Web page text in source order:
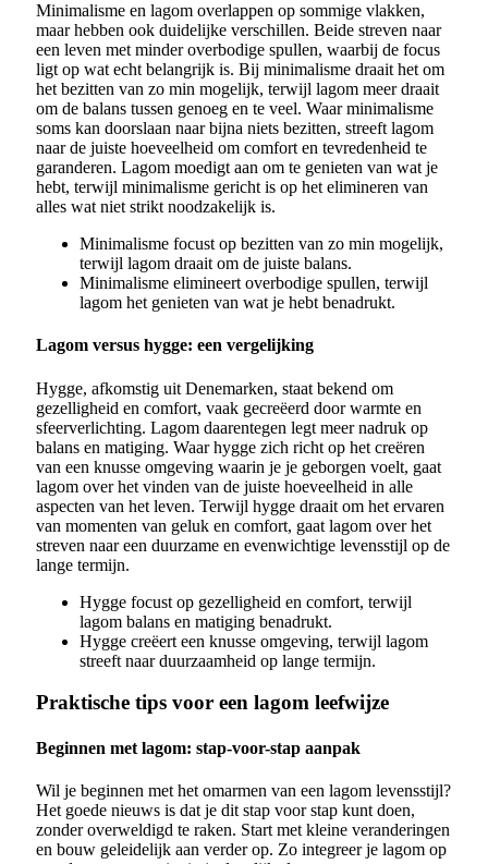
Minimalisme en lagom overlappen op sommige vlakken,
maar hebben ook duidelijke verschillen. Beide streven naar
een leven met minder overbodige spullen, waarbij de focus
ligt op wat echt belangrijk is. Bij minimalisme draait het om
het bezitten van zo min mogelijk, terwijl lagom meer draait
om de balans tussen genoeg en te veel. Waar minimalisme
soms kan doorslaan naar bijna niets bezitten, streeft lagom
naar de juiste hoeveelheid om comfort en tevredenheid te
garanderen. Lagom moedigt aan om te genieten van wat je
hebt, terwijl minimalisme gericht is op het elimineren van
alles wat niet strikt noodzakelijk is.
Minimalisme focust op bezitten van zo min mogelijk,
terwijl lagom draait om de juiste balans.
Minimalisme elimineert overbodige spullen, terwijl
lagom het genieten van wat je hebt benadrukt.
Lagom versus hygge: een vergelijking
Hygge, afkomstig uit Denemarken, staat bekend om
gezelligheid en comfort, vaak gecreëerd door warmte en
sfeerverlichting. Lagom daarentegen legt meer nadruk op
balans en matiging. Waar hygge zich richt op het creëren
van een knusse omgeving waarin je je geborgen voelt, gaat
lagom over het vinden van de juiste hoeveelheid in alle
aspecten van het leven. Terwijl hygge draait om het ervaren
van momenten van geluk en comfort, gaat lagom over het
streven naar een duurzame en evenwichtige levensstijl op de
lange termijn.
Hygge focust op gezelligheid en comfort, terwijl
lagom balans en matiging benadrukt.
Hygge creëert een knusse omgeving, terwijl lagom
streeft naar duurzaamheid op lange termijn.
Praktische tips voor een lagom leefwijze
Beginnen met lagom: stap-voor-stap aanpak
Wil je beginnen met het omarmen van een lagom levensstijl?
Het goede nieuws is dat je dit stap voor stap kunt doen,
zonder overweldigd te raken. Start met kleine veranderingen
en bouw geleidelijk aan verder op. Zo integreer je lagom op